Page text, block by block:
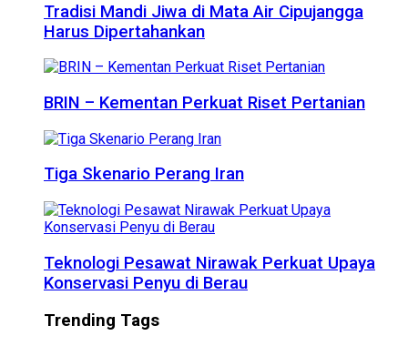
Tradisi Mandi Jiwa di Mata Air Cipujangga
Harus Dipertahankan
BRIN – Kementan Perkuat Riset Pertanian
Tiga Skenario Perang Iran
Teknologi Pesawat Nirawak Perkuat Upaya
Konservasi Penyu di Berau
Trending Tags